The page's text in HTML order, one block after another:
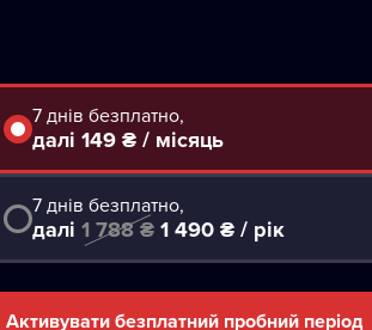
7 днів безплатно,
далі 149 ₴ / місяць
7 днів безплатно,
далі 1 788 ₴1 490 ₴ / рік
Активувати безплатний пробний період